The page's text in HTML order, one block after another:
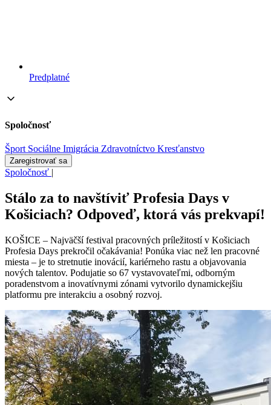
Predplatné
Spoločnosť
Šport Sociálne Imigrácia Zdravotníctvo Kresťanstvo
Zaregistrovať sa
Spoločnosť |
Stálo za to navštíviť Profesia Days v
Košiciach? Odpoveď, ktorá vás prekvapí!
KOŠICE – Najväčší festival pracovných príležitostí v Košiciach
Profesia Days prekročil očakávania! Ponúka viac než len pracovné
miesta – je to stretnutie inovácií, kariérneho rastu a objavovania
nových talentov. Podujatie so 67 vystavovateľmi, odborným
poradenstvom a inovatívnymi zónami vytvorilo dynamickejšiu
platformu pre interakciu a osobný rozvoj.